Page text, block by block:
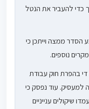
כדי להעביר את הנטל
כי סעיף 9 לא קובע הסדר ממצה וייתכן כי
נוספים.
די בהפרת חוק עבודת
למעסיק. עוד נפסק כי
שיקולים ענייניים